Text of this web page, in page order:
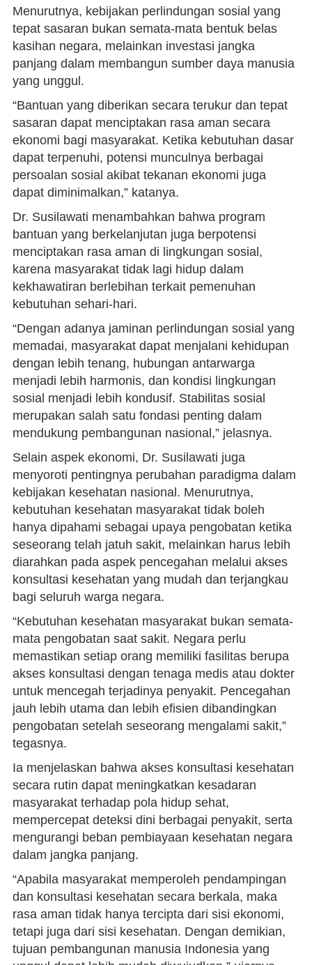
Menurutnya, kebijakan perlindungan sosial yang
tepat sasaran bukan semata-mata bentuk belas
kasihan negara, melainkan investasi jangka
panjang dalam membangun sumber daya manusia
yang unggul.
“Bantuan yang diberikan secara terukur dan tepat
sasaran dapat menciptakan rasa aman secara
ekonomi bagi masyarakat. Ketika kebutuhan dasar
dapat terpenuhi, potensi munculnya berbagai
persoalan sosial akibat tekanan ekonomi juga
dapat diminimalkan,” katanya.
Dr. Susilawati menambahkan bahwa program
bantuan yang berkelanjutan juga berpotensi
menciptakan rasa aman di lingkungan sosial,
karena masyarakat tidak lagi hidup dalam
kekhawatiran berlebihan terkait pemenuhan
kebutuhan sehari-hari.
“Dengan adanya jaminan perlindungan sosial yang
memadai, masyarakat dapat menjalani kehidupan
dengan lebih tenang, hubungan antarwarga
menjadi lebih harmonis, dan kondisi lingkungan
sosial menjadi lebih kondusif. Stabilitas sosial
merupakan salah satu fondasi penting dalam
mendukung pembangunan nasional,” jelasnya.
Selain aspek ekonomi, Dr. Susilawati juga
menyoroti pentingnya perubahan paradigma dalam
kebijakan kesehatan nasional. Menurutnya,
kebutuhan kesehatan masyarakat tidak boleh
hanya dipahami sebagai upaya pengobatan ketika
seseorang telah jatuh sakit, melainkan harus lebih
diarahkan pada aspek pencegahan melalui akses
konsultasi kesehatan yang mudah dan terjangkau
bagi seluruh warga negara.
“Kebutuhan kesehatan masyarakat bukan semata-
mata pengobatan saat sakit. Negara perlu
memastikan setiap orang memiliki fasilitas berupa
akses konsultasi dengan tenaga medis atau dokter
untuk mencegah terjadinya penyakit. Pencegahan
jauh lebih utama dan lebih efisien dibandingkan
pengobatan setelah seseorang mengalami sakit,”
tegasnya.
Ia menjelaskan bahwa akses konsultasi kesehatan
secara rutin dapat meningkatkan kesadaran
masyarakat terhadap pola hidup sehat,
mempercepat deteksi dini berbagai penyakit, serta
mengurangi beban pembiayaan kesehatan negara
dalam jangka panjang.
“Apabila masyarakat memperoleh pendampingan
dan konsultasi kesehatan secara berkala, maka
rasa aman tidak hanya tercipta dari sisi ekonomi,
tetapi juga dari sisi kesehatan. Dengan demikian,
tujuan pembangunan manusia Indonesia yang